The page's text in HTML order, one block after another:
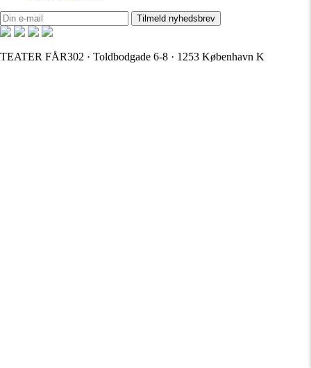
TEATER FÅR302 · Toldbodgade 6-8 · 1253 København K